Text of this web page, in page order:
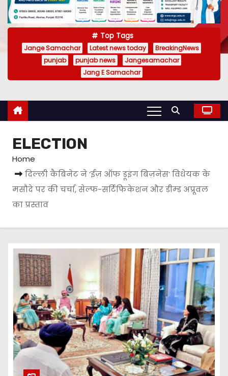
Top Tags
Jange Samachar Latest news today
BreakingNews
punjab
punjab news
Jangesamachar
Jang E Samachar
ELECTION
Home
दिल्ली कैबिनेट ने ‘ईज़ ऑफ डूइंग बिज़नेस’ विधेयक के
मसौदे पर की चर्चा, सेल्फ-सर्टिफिकेशन और डीम्ड अप्रूवल
का प्रस्ताव